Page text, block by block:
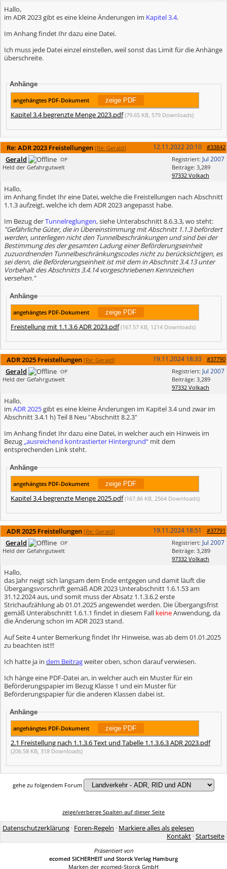
Hallo,
im ADR 2023 gibt es eine kleine Änderungen im Kapitel 3.4.
Im Anhang findet Ihr dazu eine Datei.
Ich muss jede Datei einzel einstellen, weil sonst das Limit für die Anhänge
überschreite.
Anhänge
angehängtes PDF-Dokument
Kapitel 3.4 begrenzte Menge 2023.pdf (79.65 KB, 579 Downloads)
Re: ADR 2023 Freistellungen [Re: Gerald] #33842
12.11.202220:10
Registriert: Jul 2007
Beiträge: 3,289
97332 Volkach
Gerald OP
Held der Gefahrgutwelt
Hallo,
im Anhang findet Ihr eine Datei, welche die Freistellungen nach Abschnitt
1.1.3 aufzeigt, welche ich dem ADR 2023 angepasst habe.
Im Bezug derTunnelreglungen, siehe Unterabschnitt 8.6.3.3, wo steht:
"Gefährliche Güter, die in Übereinstimmung mit Abschnitt 1.1.3 befördert
werden, unterliegen nicht den Tunnelbeschränkungen und sind bei der
Bestimmung des der gesamten Ladung einer Beförderungseinheit
zuzuordnenden Tunnelbeschränkungscodes nicht zu berücksichtigen, es
sei denn, die Beförderungseinheit ist mit dem in Abschnitt 3.4.13 unter
Vorbehalt des Abschnitts 3.4.14 vorgeschriebenen Kennzeichen
versehen."
Anhänge
angehängtes PDF-Dokument
Freistellung mit 1.1.3.6 ADR 2023.pdf (167.57 KB, 1214 Downloads)
ADR 2025 Freistellungen [Re: Gerald] #37790
19.11.2024 18:33
Registriert: Jul 2007
Beiträge: 3,289
97332 Volkach
Gerald OP
Held der Gefahrgutwelt
Hallo,
im ADR 2025gibt es eine kleine Änderungen im Kapitel 3.4 und zwar im
Abschnitt 3.4.1 h) Teil 8 Neu "Abschnitt 8.2.3"
Im Anhang findet Ihr dazu eine Datei, in welcher auch ein Hinweis im
Bezug „ausreichend kontrastierter Hintergrund“ mit dem
entsprechenden Link steht.
Anhänge
angehängtes PDF-Dokument
Kapitel 3.4 begrenzte Menge 2025.pdf (167.86 KB, 2564 Downloads)
ADR 2025 Freistellungen [Re: Gerald] #37791
19.11.2024 18:51
Registriert: Jul 2007
Beiträge: 3,289
97332 Volkach
Gerald OP
Held der Gefahrgutwelt
Hallo,
das Jahr neigt sich langsam dem Ende entgegen und damit läuft die
Übergangsvorschrift gemäß ADR 2023 Unterabschnitt 1.6.1.53 am
31.12.2024 aus, und somit muss der Absatz 1.1.3.6.2 erste
Strichaufzählung ab 01.01.2025 angewendet werden. Die Übergangsfrist
gemäß Unterabschnitt 1.6.1.1 findet in diesem Fall keineAnwendung, da
die Änderung schon im ADR 2023 stand.
Auf Seite 4 unter Bemerkung findet Ihr Hinweise, was ab dem 01.01.2025
zu beachten ist!!!
Ich hatte ja in dem Beitragweiter oben, schon darauf verwiesen.
Ich hänge eine PDF-Datei an, in welcher auch ein Muster für ein
Beförderungspapier im Bezug Klasse 1 und ein Muster für
Beförderungspapier für die anderen Klassen dabei ist.
Anhänge
angehängtes PDF-Dokument
2.1 Freistellung nach 1.1.3.6 Text und Tabelle 1.1.3.6.3 ADR 2023.pdf
(206.58 KB, 318 Downloads)
gehe zu folgendem Forum
zeige/verberge Spalten auf dieser Seite
Datenschutzerklärung · Foren-Regeln · Markiere alles als gelesen
Kontakt ·Startseite
Präsentiert von
ecomed SICHERHEIT und Storck Verlag Hamburg
Marken der ecomed-Storck GmbH